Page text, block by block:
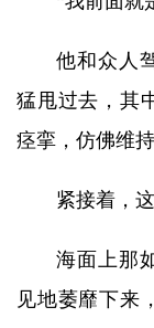
他和众人
猛甩过去，其
痉挛，仿佛维
紧接着，
海面上那
见地萎靡下来